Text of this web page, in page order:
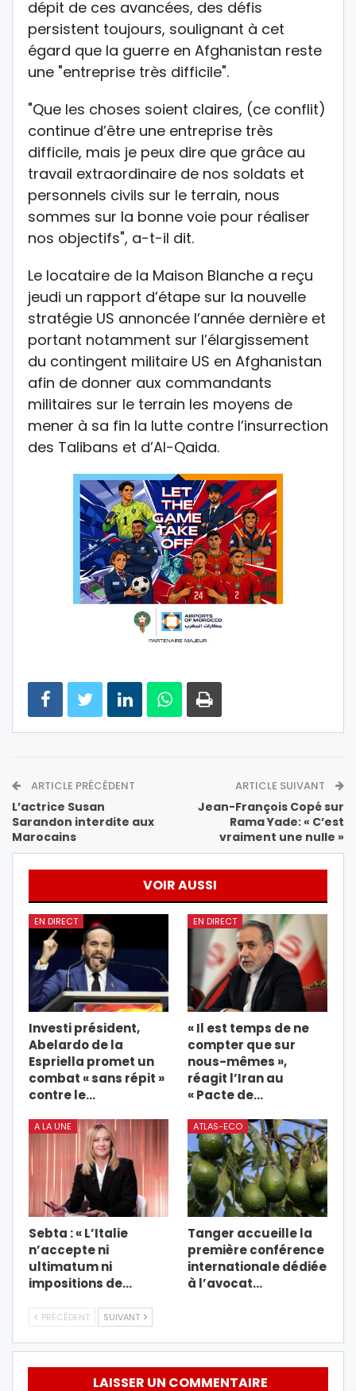
dépit de ces avancées, des défis
persistent toujours, soulignant à cet
égard que la guerre en Afghanistan reste
une "entreprise très difficile".
"Que les choses soient claires, (ce conflit)
continue d’être une entreprise très
difficile, mais je peux dire que grâce au
travail extraordinaire de nos soldats et
personnels civils sur le terrain, nous
sommes sur la bonne voie pour réaliser
nos objectifs", a-t-il dit.
Le locataire de la Maison Blanche a reçu
jeudi un rapport d’étape sur la nouvelle
stratégie US annoncée l’année dernière et
portant notamment sur l’élargissement
du contingent militaire US en Afghanistan
afin de donner aux commandants
militaires sur le terrain les moyens de
mener à sa fin la lutte contre l’insurrection
des Talibans et d’Al-Qaida.
ARTICLE PRÉCÉDENT
L’actrice Susan
Sarandon interdite aux
Marocains
ARTICLE SUIVANT
Jean-François Copé sur
Rama Yade: « C’est
vraiment une nulle »
VOIR AUSSI
EN DIRECT
Investi président,
Abelardo de la
Espriella promet un
combat « sans répit »
contre le…
EN DIRECT
« Il est temps de ne
compter que sur
nous-mêmes »,
réagit l’Iran au
« Pacte de…
A LA UNE
Sebta : « L’Italie
n’accepte ni
ultimatum ni
impositions de…
ATLAS-ECO
Tanger accueille la
première conférence
internationale dédiée
à l’avocat…
PRÉCÉDENT SUIVANT
LAISSER UN COMMENTAIRE